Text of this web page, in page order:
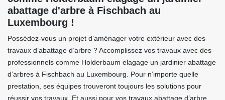
abattage d'arbre à Fischbach au
Luxembourg !
Possédez-vous un projet d’aménager votre extérieur avec des
travaux d’abattage d’arbre ? Accomplissez vos travaux avec des
professionnels comme Holderbaum elagage un jardinier abattage
d’arbres à Fischbach au Luxembourg. Pour n’importe quelle
prestation, ses équipes trouveront toujours les solutions pour
réussir vos travaux. Et aussi pour vos travaux abattage d’arbre